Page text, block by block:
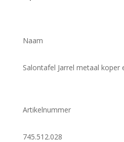
Naam
Salontafel Jarrel metaal koper
Artikelnummer
745.512.028